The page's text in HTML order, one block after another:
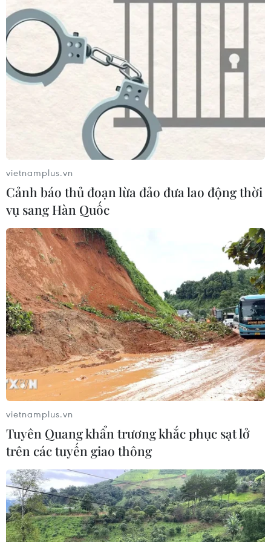
04/08/2026 02:45
Báo chí Đông Nam Á "dậy
sóng" vì tuyển Việt Nam, chỉ ra lý do
'Hủy diệt' Indonesia 3-0, tuyển Việt
Nam khẳng định vị thế nhà vô địch
ASEAN Cup
03/08/2026 15:39
ASEAN Cup 2026: Tuyển Việt Nam
bước vào thử thách lớn nhất
03/08/2026 13:04
Xem trực tiếp Indonesia-Việt Nam tại
ASEAN Cup 2026 trên kênh nào?
03/08/2026 09:21
Đội tuyển Việt Nam đặt mục
tiêu 3 điểm, cảnh báo Indonesia
trước giờ G
03/08/2026 07:39
ASEAN Cup 2026: Indonesia tổn thất
lực lượng trước trận quyết đấu tuyển
Việt Nam
vietnamplus.vn
Cảnh báo thủ đoạn lừa đảo đưa lao động thời
vụ sang Hàn Quốc
vietnamplus.vn
Tuyên Quang khẩn trương khắc phục sạt lở
trên các tuyến giao thông